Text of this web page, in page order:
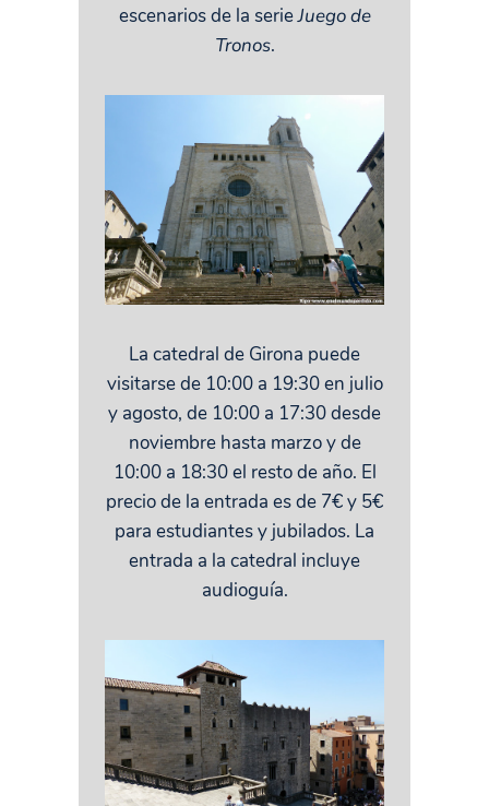
escenarios de la serieJuego de
Tronos.
La catedral de Girona puede
visitarse de 10:00 a 19:30 en julio
y agosto, de 10:00 a 17:30 desde
noviembre hasta marzo y de
10:00 a 18:30 el resto de año. El
precio de la entrada es de 7€ y 5€
para estudiantes y jubilados. La
entrada a la catedral incluye
audioguía.